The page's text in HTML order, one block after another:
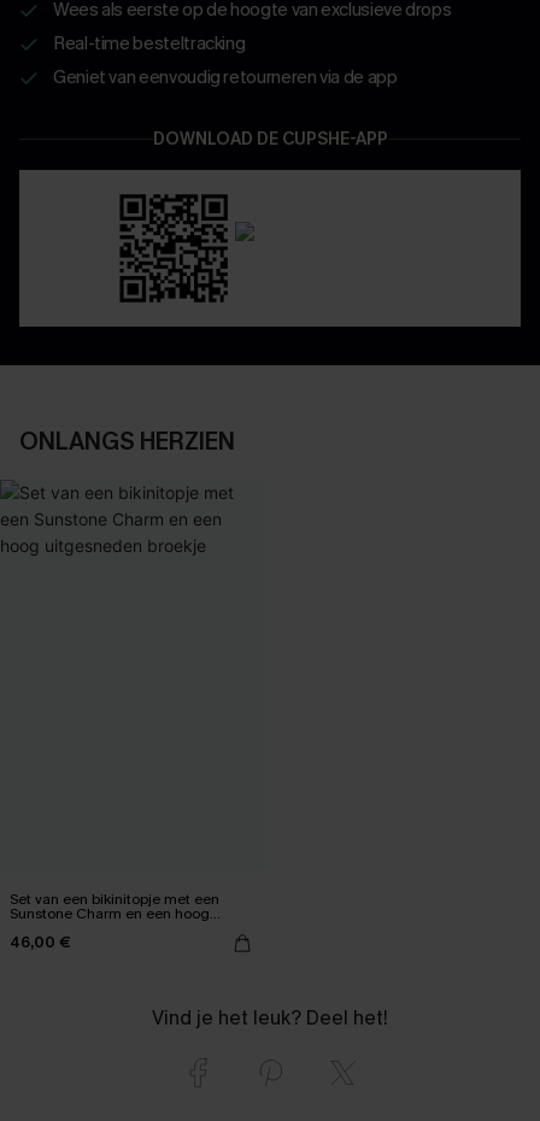
Wees als eerste op de hoogte van exclusieve drops
Real-time besteltracking
Geniet van eenvoudig retourneren via de app
DOWNLOAD DE CUPSHE-APP
ONLANGS HERZIEN
Set van een bikinitopje met een
Sunstone Charm en een hoog
46,00 €
Vind je het leuk? Deel het!